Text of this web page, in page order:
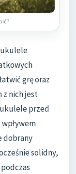
grę oraz
z nich jest
przed
dobrany
solidny,